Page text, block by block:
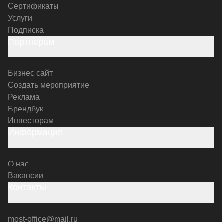
Сертификаты
Услуги
Подписка
Бизнес сайт
Создать мероприятие
Реклама
Брендбук
Инвесторам
О нас
Вакансии
most-office@mail.ru